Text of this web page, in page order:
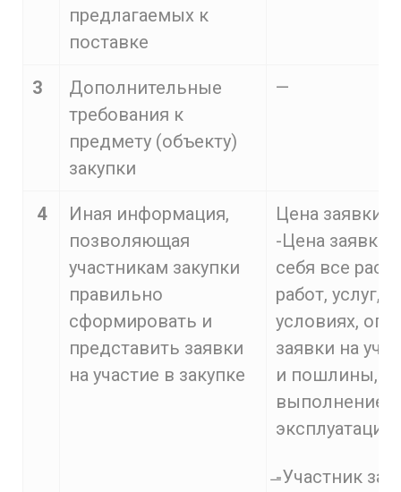
предлагаемых к
поставке
3
Дополнительные
требования к
предмету (объекту)
закупки
—
4
Иная информация,
позволяющая
участникам закупки
правильно
сформировать и
представить заявки
на участие в закупке
Цена заявки
-Цена заявки
себя все
работ, услуг,
условиях,
заявки на
и пошлины,
выполнением
эксплуатации
̶-Участник